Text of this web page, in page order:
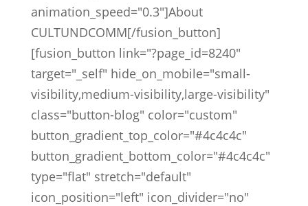
animation_speed="0.3"]About
CULTUNDCOMM[/fusion_button]
[fusion_button link="?page_id=8240"
target="_self" hide_on_mobile="small-
visibility,medium-visibility,large-visibility"
class="button-blog" color="custom"
button_gradient_top_color="#4c4c4c"
button_gradient_bottom_color="#4c4c4c"
type="flat" stretch="default"
icon_position="left" icon_divider="no"